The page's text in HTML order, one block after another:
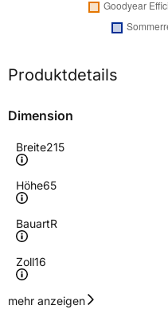
Produktdetails
Dimension
Breite215
Höhe65
BauartR
Zoll16
Geschwindigkeitsindex
mehr anzeigen